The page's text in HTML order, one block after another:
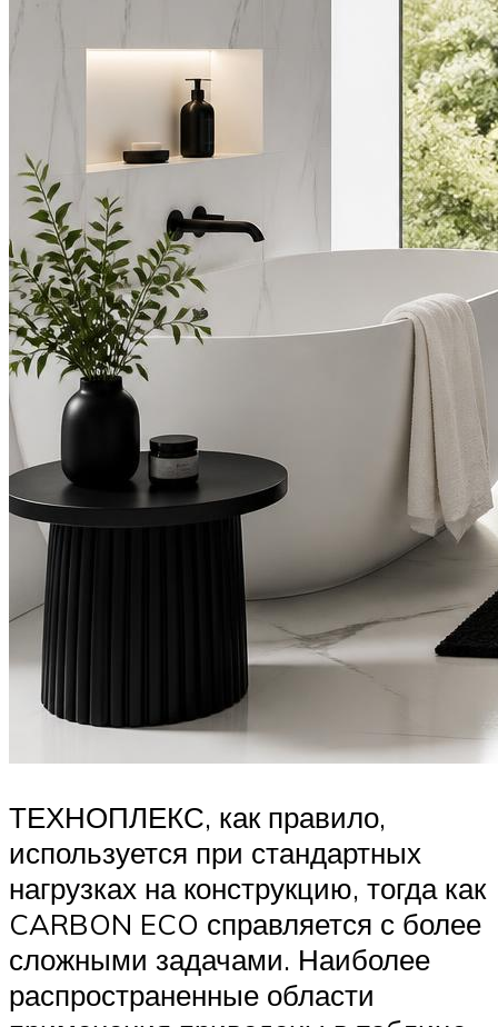
ТЕХНОПЛЕКС, как правило,
используется при стандартных
нагрузках на конструкцию, тогда как
CARBON ECO справляется с более
сложными задачами. Наиболее
распространенные области